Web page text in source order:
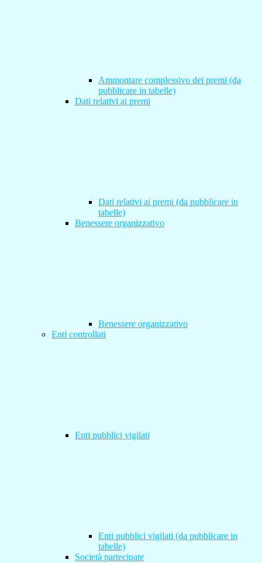
Ammontare complessivo dei premi (da
pubblicare in tabelle)
Dati relativi ai premi
Dati relativi ai premi (da pubblicare in
tabelle)
Benessere organizzativo
Benessere organizzativo
Enti controllati
Enti pubblici vigilati
Enti pubblici vigilati (da pubblicare in
tabelle)
Società partecipate